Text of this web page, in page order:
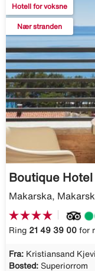
Hotell for voksne
Nær stranden
Boutique Hotel
Makarska,
Ring 21 49 39 00 for
Fra: Kristiansand
Bosted: Superiorrom